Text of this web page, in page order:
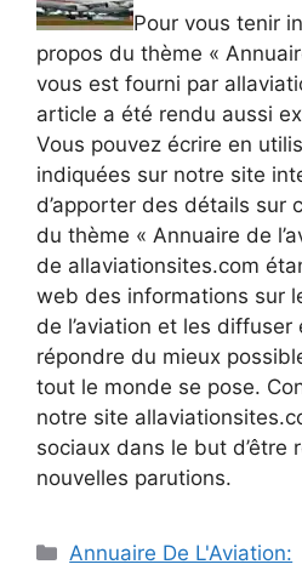
Pour vous tenir
propos du thème «
vous est fourni par
article a été rendu aussi
Vous pouvez écrire en
indiquées sur notre site
d’apporter des détails sur
du thème « Annuaire de
de allaviationsites.com
web des informations sur
de l’aviation et les diffuser
répondre du mieux
tout le monde se pose.
notre site
sociaux dans le but d’être
nouvelles parutions.
Catégories
Annuaire De L'Aviation: